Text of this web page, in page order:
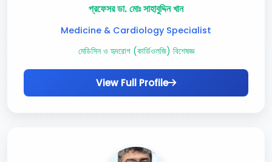
প্রফেসর ডা. মোঃ সাহাবুদ্দিন খান
Medicine & Cardiology Specialist
মেডিসিন ও হৃদরোগ (কার্ডিওলজি) বিশেষজ্ঞ
View Full Profile